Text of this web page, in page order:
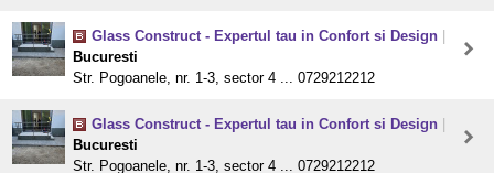
Glass Construct - Expertul tau in Confort si Design
Bucuresti
Str. Pogoanele, nr. 1-3, sector 4 ... 0729212212
Glass Construct - Expertul tau in Confort si Design
Bucuresti
Str. Pogoanele, nr. 1-3, sector 4 ... 0729212212